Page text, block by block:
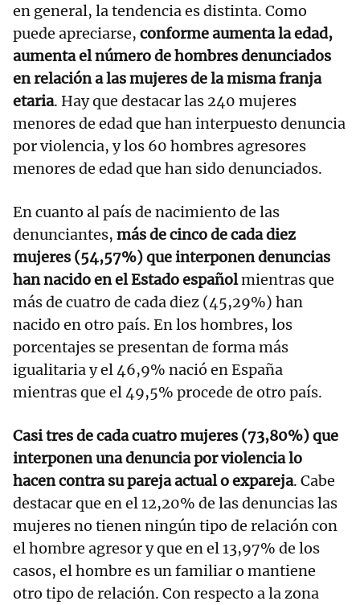
en general, la tendencia es distinta. Como
puede apreciarse, conforme aumenta la edad,
aumenta el número de hombres denunciados
en relación a las mujeres de la misma franja
etaria. Hay que destacar las 240 mujeres
menores de edad que han interpuesto denuncia
por violencia, y los 60 hombres agresores
menores de edad que han sido denunciados.
En cuanto al país de nacimiento de las
denunciantes, más de cinco de cada diez
mujeres (54,57%) que interponen denuncias
han nacido en el Estado españolmientras que
más de cuatro de cada diez (45,29%) han
nacido en otro país. En los hombres, los
porcentajes se presentan de forma más
igualitaria y el 46,9% nació en España
mientras que el 49,5% procede de otro país.
Casi tres de cada cuatro mujeres (73,80%) que
interponen una denuncia por violencia lo
hacen contra su pareja actual o expareja. Cabe
destacar que en el 12,20% de las denuncias las
mujeres no tienen ningún tipo de relación con
el hombre agresor y que en el 13,97% de los
casos, el hombre es un familiar o mantiene
otro tipo de relación. Con respecto a la zona